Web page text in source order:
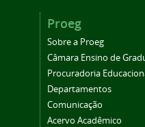
Proeg
Sobre a Proeg
Câmara Ensino de
Procuradoria
Departamentos
Comunicação
Acervo Acadêmico